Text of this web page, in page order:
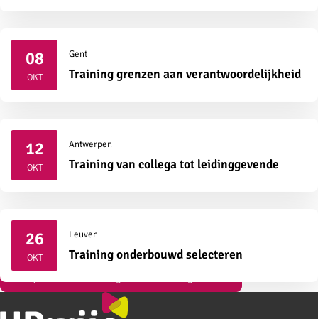
08
OKT2026
Gent
Training grenzen aan verantwoordelijkheid
12
OKT2026
Antwerpen
Training van collega tot leidinggevende
26
OKT2026
Leuven
Training onderbouwd selecteren